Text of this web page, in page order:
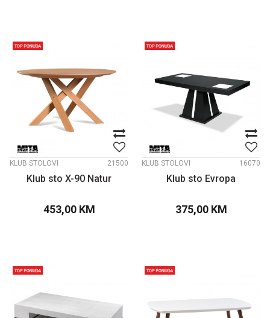
KLUB STOLOVI 21500
Klub sto X-90 Natur
453,00 KM
KLUB STOLOVI 16070
Klub sto Evropa
375,00 KM